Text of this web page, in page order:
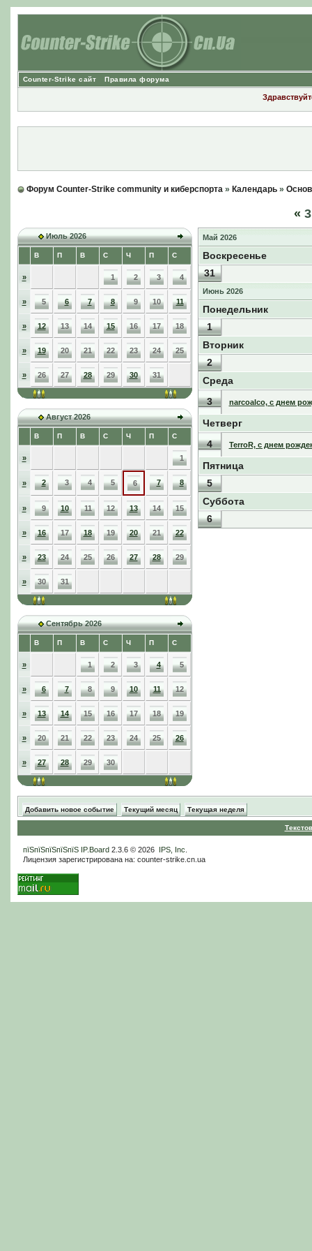
Counter-Strike сайт Правила форума
Форум Counter-Strike community и киберспорта» Календарь»
«
Июль 2026
В П В С Ч П С
» 1 2 3 4
» 5 6 7 8 9 10 11
» 12 13 14 15 16 17 18
» 19 20 21 22 23 24 25
» 26 27 28 29 30 31
Август 2026
В П В С Ч П С
» 1
» 2 3 4 5 6 7 8
» 9 10 11 12 13 14 15
» 16 17 18 19 20 21 22
» 23 24 25 26 27 28 29
» 30 31
Сентябрь 2026
В П В С Ч П С
» 1 2 3 4 5
» 6 7 8 9 10 11 12
» 13 14 15 16 17 18 19
» 20 21 22 23 24 25 26
» 27 28 29 30
Май 2026
Воскресенье
31
Июнь 2026
Понедельник
1
Вторник
2
Среда
3
narcoalco, с днем
Четверг
4
TerroR, с днем
Пятница
5
Суббота
6
Добавить новое событие Текущий месяц Текущая неделя
пїЅпїЅпїЅпїЅпїЅ IP.Board2.3.6 © 2026 IPS, Inc
Лицензия зарегистрирована на: counter-strike.cn.ua